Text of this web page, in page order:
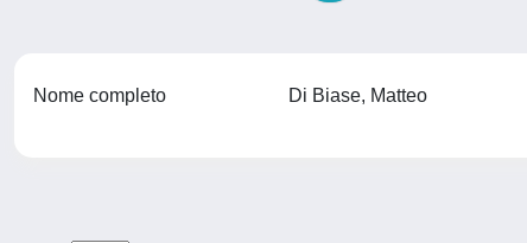
Nome completo Di Biase, Matteo